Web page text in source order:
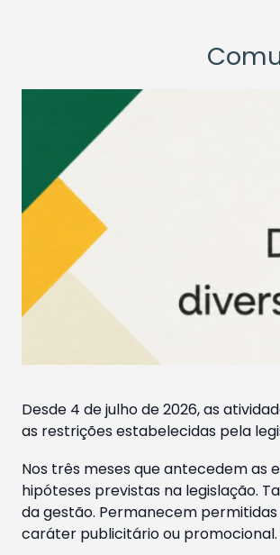
Desde 4 de julho de 2026, as
as restrições estabelecidas pela
Nos três meses que antecedem as
hipóteses previstas na legislação.
da gestão. Permanecem
caráter publicitário ou promocional.